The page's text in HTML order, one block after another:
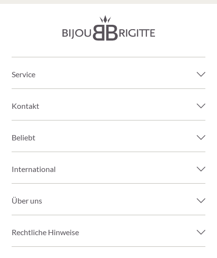
Service
Kontakt
Beliebt
International
Über uns
Rechtliche Hinweise